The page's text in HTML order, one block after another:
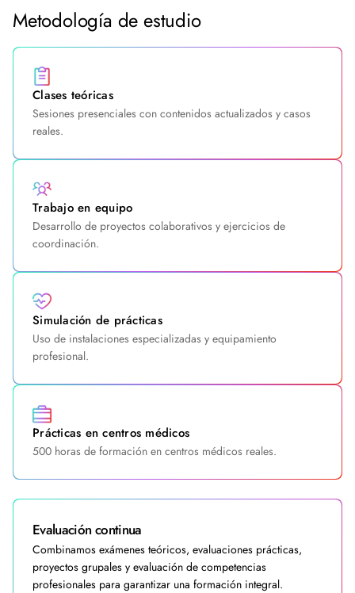
Metodología de estudio
Clases teóricas
Sesiones presenciales con contenidos actualizados y casos
reales.
Trabajo en equipo
Desarrollo de proyectos colaborativos y ejercicios de
coordinación.
Simulación de prácticas
Uso de instalaciones especializadas y equipamiento
profesional.
Prácticas en centros médicos
500 horas de formación en centros médicos reales.
Evaluación continua
Combinamos exámenes teóricos, evaluaciones prácticas,
proyectos grupales y evaluación de competencias
profesionales para garantizar una formación integral.